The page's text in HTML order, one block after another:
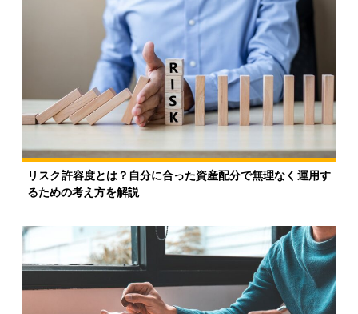
リスク許容度とは？自分に合った資産配分で無理なく運用す
るための考え方を解説